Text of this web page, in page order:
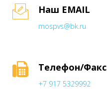
Наш EMAIL
mospvs@bk.ru
Телефон/Факс
+7 917 5329992